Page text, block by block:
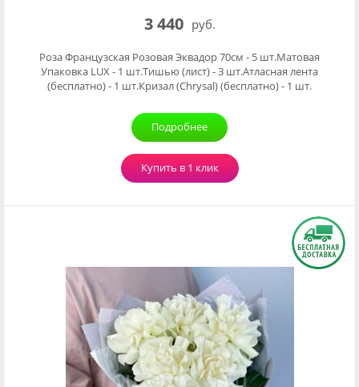
3 440 руб.
Роза Французская Розовая Эквадор 70см - 5 шт.Матовая
Упаковка LUX - 1 шт.Тишью (лист) - 3 шт.Атласная лента
(бесплатно) - 1 шт.Кризал (Chrysal) (бесплатно) - 1 шт.
Подробнее
Купить в 1 клик